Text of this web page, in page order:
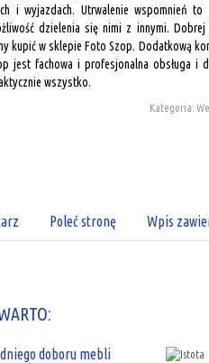
i wyjazdach. Utrwalenie wspomnień to
dzielenia się nimi z innymi.
kupić w sklepie Foto Szop. Dodatkową
jest fachowa i profesjonalna obsługa i
wszystko.
Kategoria:
Poleć stronę Wpis
doboru mebli